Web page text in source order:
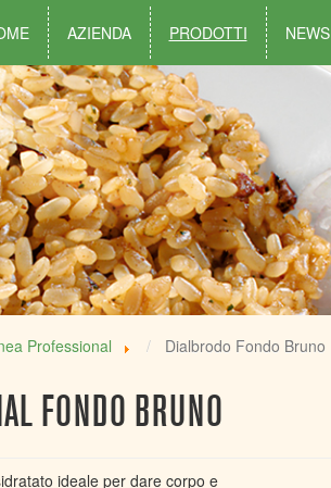
AZIENDA PRODOTTI NEWS
Professional Dialbrodo Fondo Bruno
FONDO BRUNO
ideale per dare corpo e